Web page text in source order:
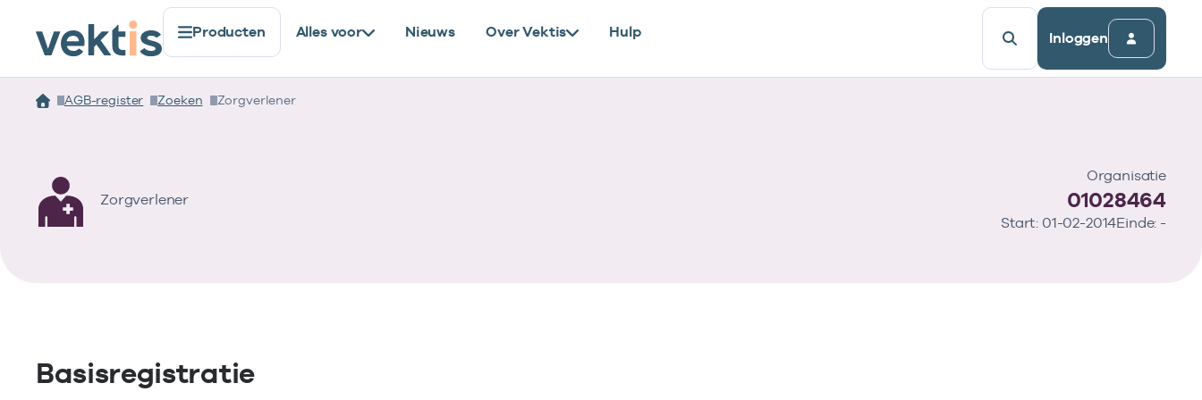
Producten Alles voor Nieuws Over Vektis Hulp Inloggen
AGB-register Zoeken Zorgverlener
Zorgverlener
Organisatie
01028464
Start: 01-02-2014Einde: -
Basisregistratie